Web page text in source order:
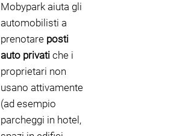
Mobypark aiuta gli
automobilisti a
prenotare posti
auto privati che i
proprietari non
usano attivamente
(ad esempio
parcheggi in hotel,